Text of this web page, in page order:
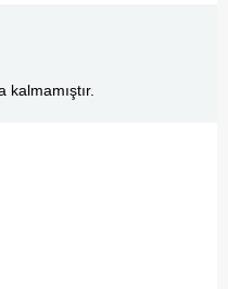
kalmamıştır.